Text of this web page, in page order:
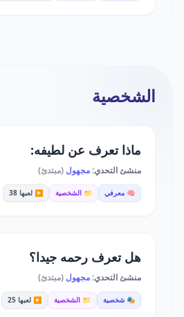
الشخصية
ماذا تعرف عن لطيفه:
منشئ التحدي:مجهول (مبتدئ)
🧠 معرفي 📁 الشخصية ▶️ لعبها 38
هل تعرف رحمه جيدا؟
منشئ التحدي:مجهول (مبتدئ)
🎭 شخصية 📁 الشخصية ▶️ لعبها 25